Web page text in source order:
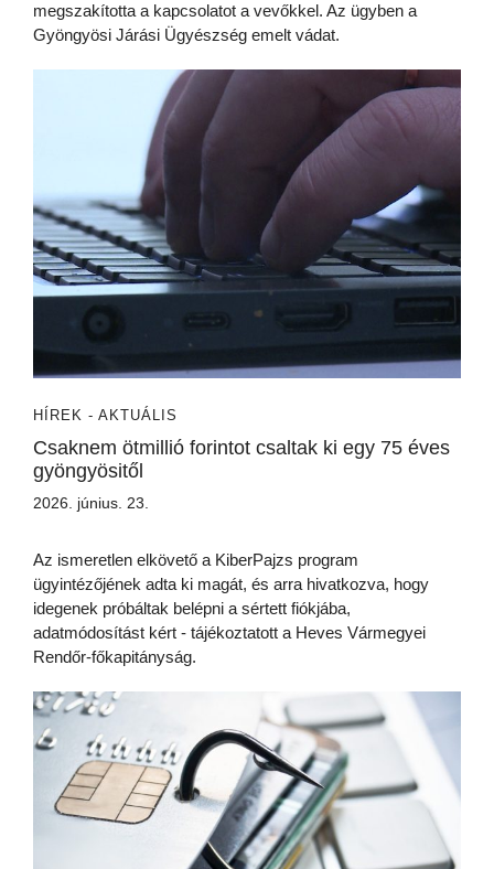
megszakította a kapcsolatot a vevőkkel. Az ügyben a
Gyöngyösi Járási Ügyészség emelt vádat.
HÍREK - AKTUÁLIS
Csaknem ötmillió forintot csaltak ki egy 75 éves
gyöngyösitől
2026. június. 23.
Az ismeretlen elkövető a KiberPajzs program
ügyintézőjének adta ki magát, és arra hivatkozva, hogy
idegenek próbáltak belépni a sértett fiókjába,
adatmódosítást kért - tájékoztatott a Heves Vármegyei
Rendőr-főkapitányság.